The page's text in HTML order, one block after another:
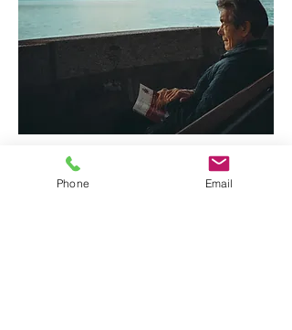
"SENIOR" COACHING
Phone Email